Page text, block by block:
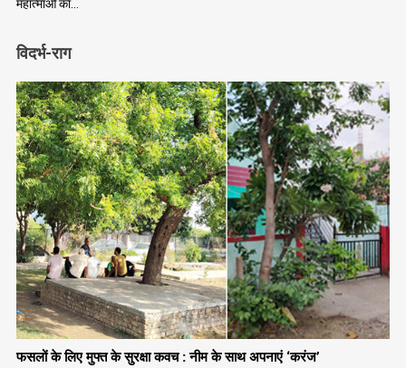
महात्माओं का…
विदर्भ-राग
फसलों के लिए मुफ्त के सुरक्षा कवच : नीम के साथ अपनाएं ‘करंज’